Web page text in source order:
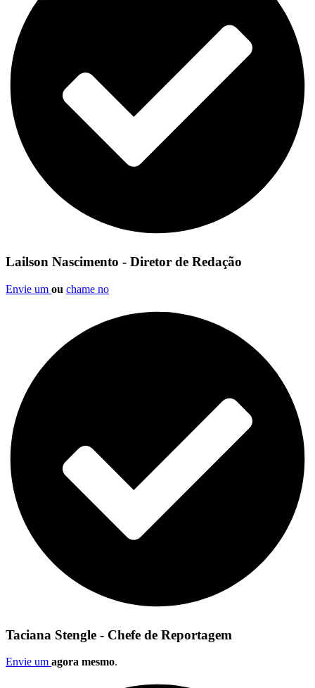
Lailson Nascimento - Diretor de Redação
Envie um ou chame no
Taciana Stengle - Chefe de Reportagem
Envie um agora mesmo.